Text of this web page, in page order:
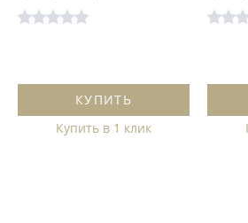
КУПИТЬ
Купить в 1 клик